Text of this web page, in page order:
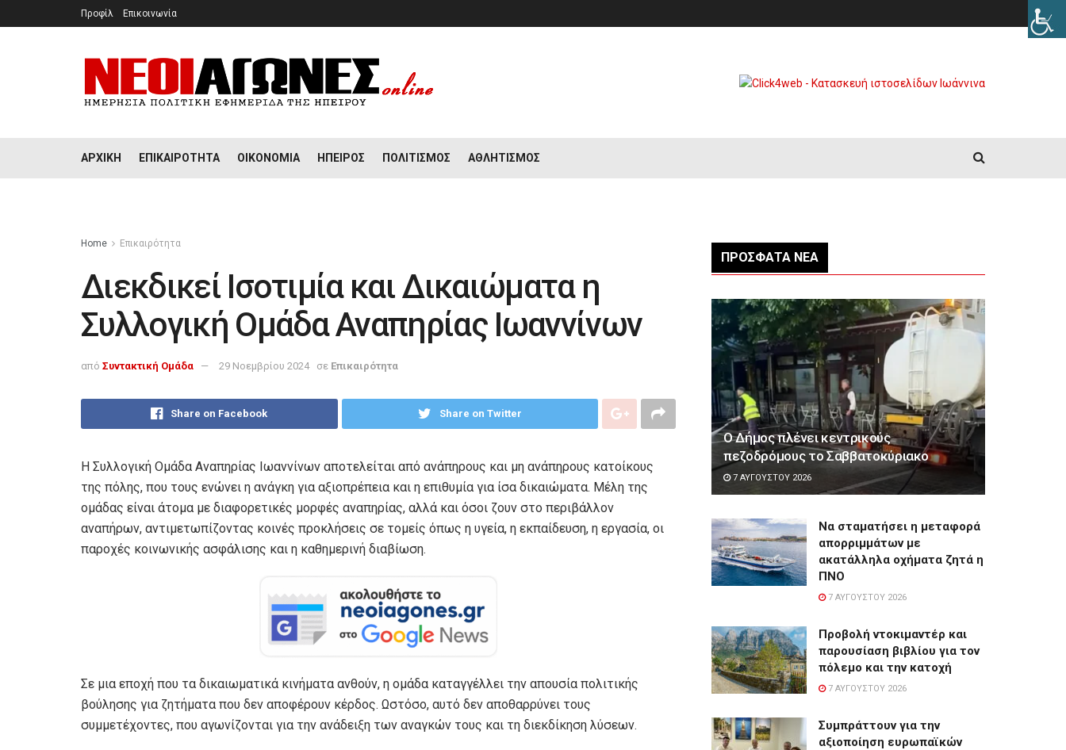
Προφίλ Επικοινωνία
ΑΡΧΙΚΉ ΕΠΙΚΑΙΡΌΤΗΤΑ ΟΙΚΟΝΟΜΊΑ ΉΠΕΙΡΟΣ ΠΟΛΙΤΙΣΜΌΣ ΑΘΛΗΤΙΣΜΌΣ
Home Επικαιρότητα
Διεκδικεί Ισοτιμία και Δικαιώματα η
Συλλογική Ομάδα Αναπηρίας Ιωαννίνων
από Συντακτική Ομάδα 29 Νοεμβρίου 2024 σε Επικαιρότητα
Share on Facebook Share on Twitter
Η Συλλογική Ομάδα Αναπηρίας Ιωαννίνων αποτελείται από ανάπηρους και μη ανάπηρους κατοίκους
της πόλης, που τους ενώνει η ανάγκη για αξιοπρέπεια και η επιθυμία για ίσα δικαιώματα. Μέλη της
ομάδας είναι άτομα με διαφορετικές μορφές αναπηρίας, αλλά και όσοι ζουν στο περιβάλλον
αναπήρων, αντιμετωπίζοντας κοινές προκλήσεις σε τομείς όπως η υγεία, η εκπαίδευση, η εργασία, οι
παροχές κοινωνικής ασφάλισης και η καθημερινή διαβίωση.
Σε μια εποχή που τα δικαιωματικά κινήματα ανθούν, η ομάδα καταγγέλλει την απουσία πολιτικής
βούλησης για ζητήματα που δεν αποφέρουν κέρδος. Ωστόσο, αυτό δεν αποθαρρύνει τους
συμμετέχοντες, που αγωνίζονται για την ανάδειξη των αναγκών τους και τη διεκδίκηση λύσεων.
ΠΡΌΣΦΑΤΑ ΝΈΑ
Ο Δήμος πλένει κεντρικούς
πεζοδρόμους το Σαββατοκύριακο
7 ΑΥΓΟΎΣΤΟΥ 2026
Να σταματήσει η μεταφορά
απορριμμάτων με
ακατάλληλα οχήματα ζητά η
ΠΝΟ
7 ΑΥΓΟΎΣΤΟΥ 2026
Προβολή ντοκιμαντέρ και
παρουσίαση βιβλίου για τον
πόλεμο και την κατοχή
7 ΑΥΓΟΎΣΤΟΥ 2026
Συμπράττουν για την
αξιοποίηση ευρωπαϊκών